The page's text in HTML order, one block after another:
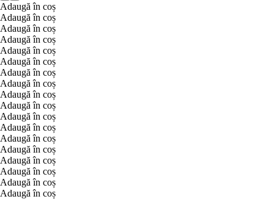
Adaugă în coș
Adaugă în coș
Adaugă în coș
Adaugă în coș
Adaugă în coș
Adaugă în coș
Adaugă în coș
Adaugă în coș
Adaugă în coș
Adaugă în coș
Adaugă în coș
Adaugă în coș
Adaugă în coș
Adaugă în coș
Adaugă în coș
Adaugă în coș
Adaugă în coș
Adaugă în coș